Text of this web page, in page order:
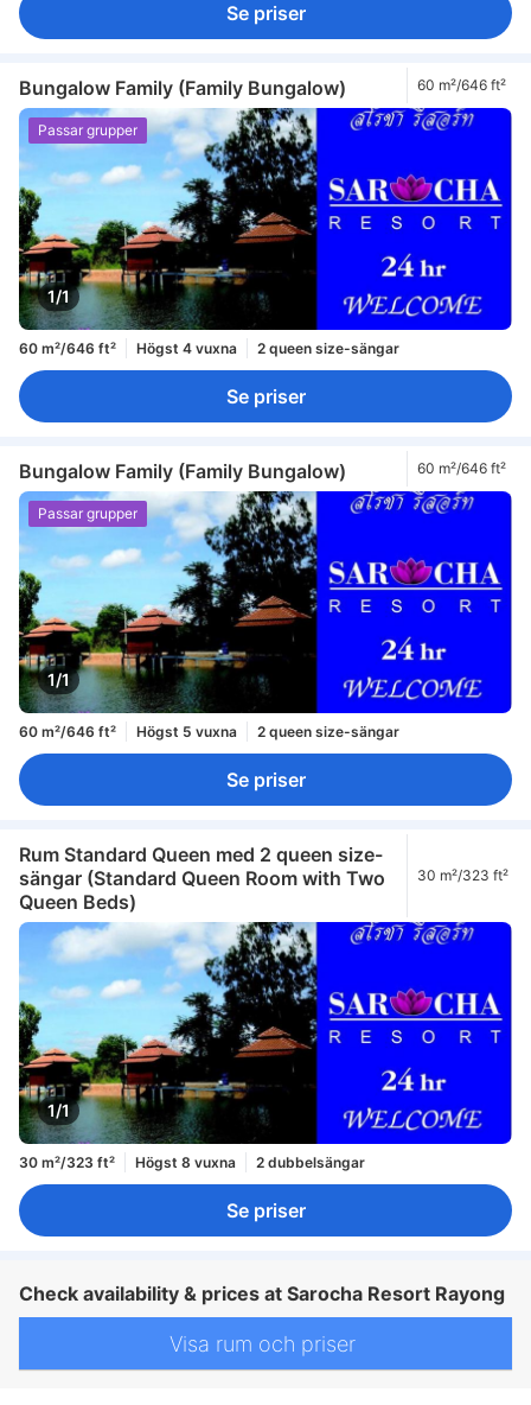
Se priser
Bungalow Family (Family Bungalow) 60 m²/646 ft²
1/1
Passar grupper
60 m²/646 ft² Högst 4 vuxna 2 queen size-sängar
Se priser
Bungalow Family (Family Bungalow) 60 m²/646 ft²
1/1
Passar grupper
60 m²/646 ft² Högst 5 vuxna 2 queen size-sängar
Se priser
Rum Standard Queen med 2 queen size-
sängar (Standard Queen Room with Two
Queen Beds)
30 m²/323 ft²
1/1
30 m²/323 ft² Högst 8 vuxna 2 dubbelsängar
Se priser
Check availability & prices at Sarocha Resort Rayong
Visa rum och priser